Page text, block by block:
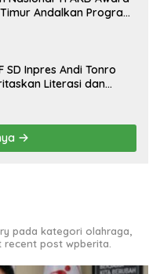
Andalkan Program
SD Inpres Andi Tonro
Literasi dan
pada kategori olahraga,
post wpberita.